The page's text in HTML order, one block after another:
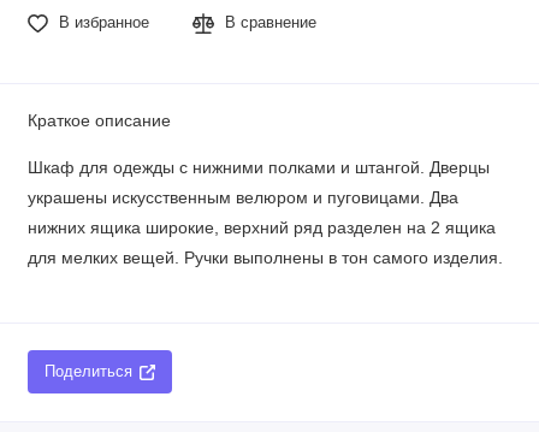
В избранное В сравнение
Краткое описание
Шкаф для одежды с нижними полками и штангой. Дверцы
украшены искусственным велюром и пуговицами. Два
нижних ящика широкие, верхний ряд разделен на 2 ящика
для мелких вещей. Ручки выполнены в тон самого изделия.
Поделиться